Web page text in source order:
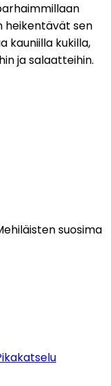
heikentävät sen
kauniilla kukilla,
ja salaatteihin.
suosima